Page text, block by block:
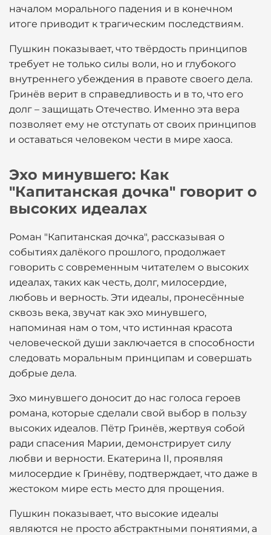
началом морального падения и в конечном
итоге приводит к трагическим последствиям.
Пушкин показывает, что твёрдость принципов
требует не только силы воли, но и глубокого
внутреннего убеждения в правоте своего дела.
Гринёв верит в справедливость и в то, что его
долг – защищать Отечество. Именно эта вера
позволяет ему не отступать от своих принципов
и оставаться человеком чести в мире хаоса.
Эхо минувшего: Как
"Капитанская дочка" говорит о
высоких идеалах
Роман "Капитанская дочка", рассказывая о
событиях далёкого прошлого, продолжает
говорить с современным читателем о высоких
идеалах, таких как честь, долг, милосердие,
любовь и верность. Эти идеалы, пронесённые
сквозь века, звучат как эхо минувшего,
напоминая нам о том, что истинная красота
человеческой души заключается в способности
следовать моральным принципам и совершать
добрые дела.
Эхо минувшего доносит до нас голоса героев
романа, которые сделали свой выбор в пользу
высоких идеалов. Пётр Гринёв, жертвуя собой
ради спасения Марии, демонстрирует силу
любви и верности. Екатерина II, проявляя
милосердие к Гринёву, подтверждает, что даже в
жестоком мире есть место для прощения.
Пушкин показывает, что высокие идеалы
являются не просто абстрактными понятиями, а